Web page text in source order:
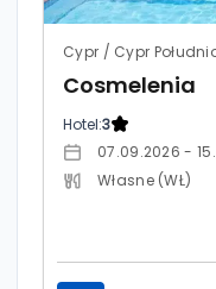
Cypr / Cypr
Cosmelenia
Hotel:3
07.09.2026 -
Własne (WŁ)